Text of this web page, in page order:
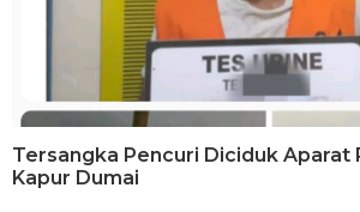
Tersangka Pencuri Diciduk Aparat
Kapur Dumai